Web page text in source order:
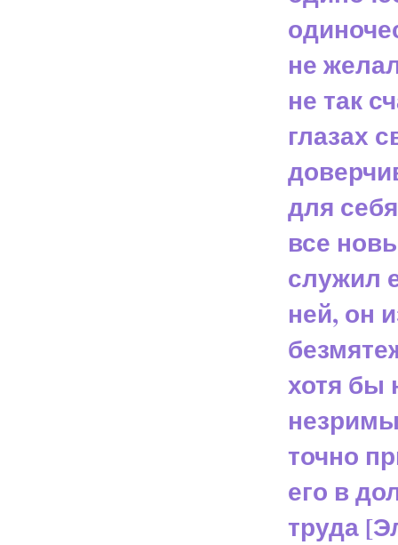
не
не так
глазах
для
все
служил
ней, он
хотя бы
точно
его в
труда